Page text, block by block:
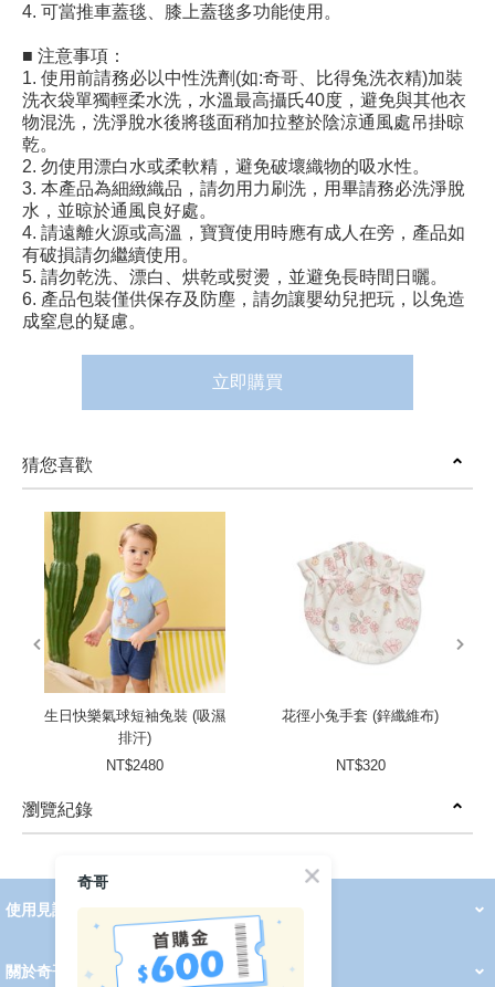
4. 可當推車蓋毯、膝上蓋毯多功能使用。
■ 注意事項：
1. 使用前請務必以中性洗劑(如:奇哥、比得兔洗衣精)加裝
洗衣袋單獨輕柔水洗，水溫最高攝氏40度，避免與其他衣
物混洗，洗淨脫水後將毯面稍加拉整於陰涼通風處吊掛晾
乾。
2. 勿使用漂白水或柔軟精，避免破壞織物的吸水性。
3. 本產品為細緻織品，請勿用力刷洗，用畢請務必洗淨脫
水，並晾於通風良好處。
4. 請遠離火源或高溫，寶寶使用時應有成人在旁，產品如
有破損請勿繼續使用。
5. 請勿乾洗、漂白、烘乾或熨燙，並避免長時間日曬。
6. 產品包裝僅供保存及防塵，請勿讓嬰幼兒把玩，以免造
成窒息的疑慮。
立即購買
猜您喜歡
生日快樂氣球短袖兔裝 (吸濕
排汗)
NT$2480
花徑小兔手套 (鋅纖維布)
NT$320
prev
瀏覽紀錄
prev
next
使用見證 線上DM
2026 PADDINGTON 春夏服飾
2026 Peter Rabbit 春夏服飾
2026 CHIC BASICS春夏服飾
2026 Chic“a”Bon 派對禮服系列
2026 Chic“a”Bon 春夏服飾
媽咪購物指南
關於奇哥
會員中心
奇哥